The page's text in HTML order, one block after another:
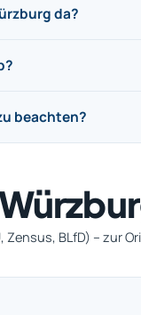
da?
beachten?
Zensus, BLfD) – zur